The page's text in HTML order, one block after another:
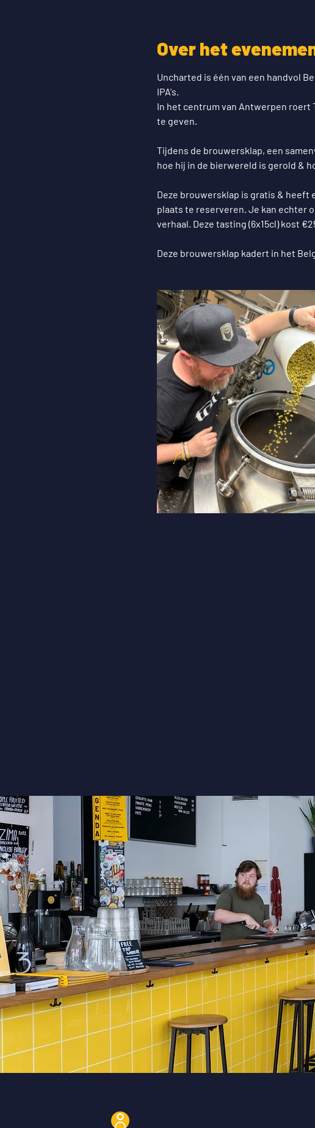
Over het
Uncharted is één van een handvol
IPA's.
In het centrum van Antwerpen roert
te geven.
Tijdens de brouwersklap, een
hoe hij in de bierwereld is gerold &
Deze brouwersklap is gratis & heeft
plaats te reserveren. Je kan echter
verhaal. Deze tasting (6x15cl) kost
Deze brouwersklap kadert in het